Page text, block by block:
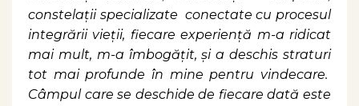
constelații specializate conectate cu procesul
integrării vieții, fiecare experiență m-a ridicat
mai mult, m-a îmbogățit, și a deschis straturi
tot mai profunde în mine pentru vindecare.
Câmpul care se deschide de fiecare dată este